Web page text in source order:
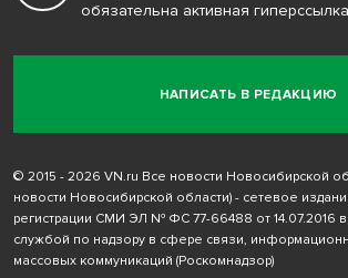
НАПИСАТЬ В РЕДАКЦИЮ
обязательна активная
© 2015 - 2026 VN.ru Все новости Новосибирской
новости Новосибирской области) - сетевое
регистрации СМИ ЭЛ № ФС 77-66488 от 14.07.2016
службой по надзору в сфере связи,
массовых коммуникаций (Роскомнадзор)